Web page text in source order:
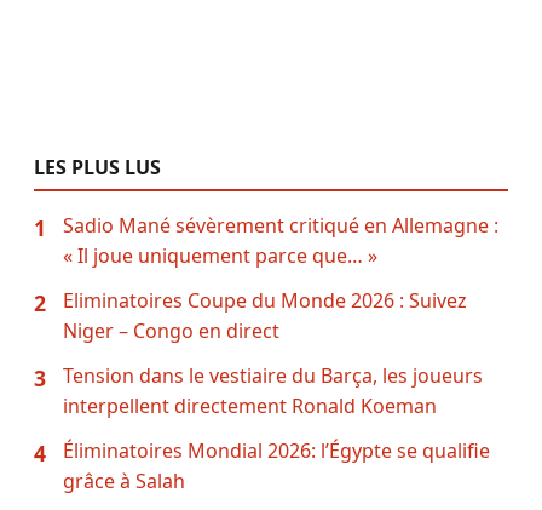
LES PLUS LUS
1
Sadio Mané sévèrement critiqué en Allemagne :
« Il joue uniquement parce que… »
2
Eliminatoires Coupe du Monde 2026 : Suivez
Niger – Congo en direct
3
Tension dans le vestiaire du Barça, les joueurs
interpellent directement Ronald Koeman
4
Éliminatoires Mondial 2026: l’Égypte se qualifie
grâce à Salah